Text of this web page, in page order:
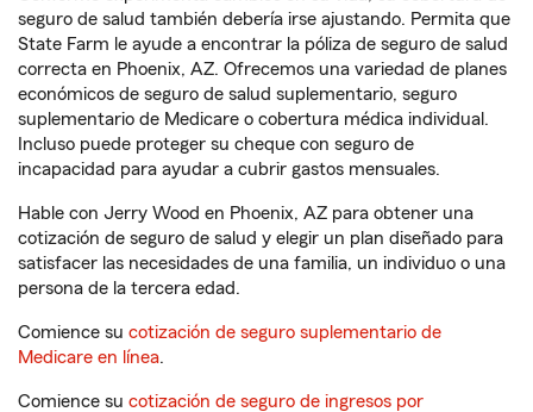
seguro de salud también debería irse ajustando. Permita que
State Farm le ayude a encontrar la póliza de seguro de salud
correcta en Phoenix, AZ. Ofrecemos una variedad de planes
económicos de seguro de salud suplementario, seguro
suplementario de Medicare o cobertura médica individual.
Incluso puede proteger su cheque con seguro de
incapacidad para ayudar a cubrir gastos mensuales.
Hable con Jerry Wood en Phoenix, AZ para obtener una
cotización de seguro de salud y elegir un plan diseñado para
satisfacer las necesidades de una familia, un individuo o una
persona de la tercera edad.
Comience su cotización de seguro suplementario de
Medicare en línea.
Comience su cotización de seguro de ingresos por